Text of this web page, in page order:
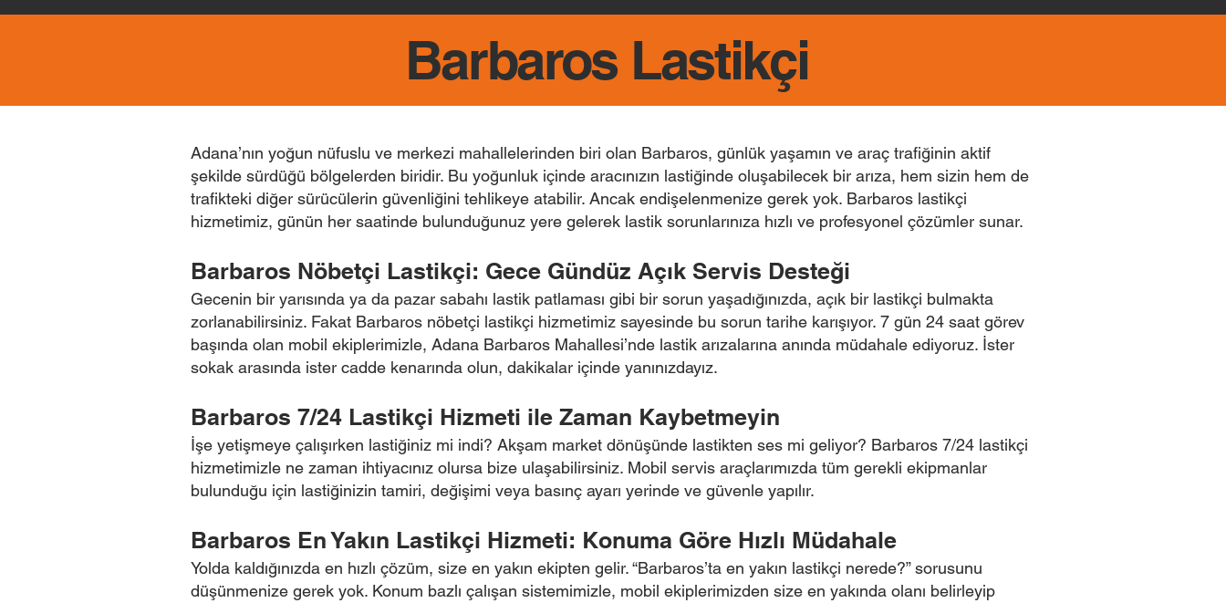
Barbaros Lastikçi
Adana’nın yoğun nüfuslu ve merkezi mahallelerinden biri olan Barbaros, günlük yaşamın ve araç trafiğinin aktif
şekilde sürdüğü bölgelerden biridir. Bu yoğunluk içinde aracınızın lastiğinde oluşabilecek bir arıza, hem sizin hem de
trafikteki diğer sürücülerin güvenliğini tehlikeye atabilir. Ancak endişelenmenize gerek yok. Barbaros lastikçi
hizmetimiz, günün her saatinde bulunduğunuz yere gelerek lastik sorunlarınıza hızlı ve profesyonel çözümler sunar.
Barbaros Nöbetçi Lastikçi: Gece Gündüz Açık Servis Desteği
Gecenin bir yarısında ya da pazar sabahı lastik patlaması gibi bir sorun yaşadığınızda, açık bir lastikçi bulmakta
zorlanabilirsiniz. Fakat Barbaros nöbetçi lastikçi hizmetimiz sayesinde bu sorun tarihe karışıyor. 7 gün 24 saat görev
başında olan mobil ekiplerimizle, Adana Barbaros Mahallesi’nde lastik arızalarına anında müdahale ediyoruz. İster
sokak arasında ister cadde kenarında olun, dakikalar içinde yanınızdayız.
Barbaros 7/24 Lastikçi Hizmeti ile Zaman Kaybetmeyin
İşe yetişmeye çalışırken lastiğiniz mi indi? Akşam market dönüşünde lastikten ses mi geliyor? Barbaros 7/24 lastikçi
hizmetimizle ne zaman ihtiyacınız olursa bize ulaşabilirsiniz. Mobil servis araçlarımızda tüm gerekli ekipmanlar
bulunduğu için lastiğinizin tamiri, değişimi veya basınç ayarı yerinde ve güvenle yapılır.
Barbaros En Yakın Lastikçi Hizmeti: Konuma Göre Hızlı Müdahale
Yolda kaldığınızda en hızlı çözüm, size en yakın ekipten gelir. “Barbaros’ta en yakın lastikçi nerede?” sorusunu
düşünmenize gerek yok. Konum bazlı çalışan sistemimizle, mobil ekiplerimizden size en yakında olanı belirleyip